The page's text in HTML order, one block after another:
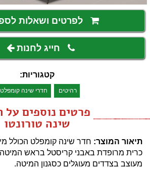
לפרטים ושאלות
חייג לחנות
קטגוריות:
רהיטים חדרי שינה קומפלט
פרטים נוספים על
שינה טורונטו
תיאור המוצר: חדר שינה קומפלט הכולל
כרית מרופדת באבני קריסטל בראש
מעוצב בצדדים מעוגלים כסגנון המיטה.